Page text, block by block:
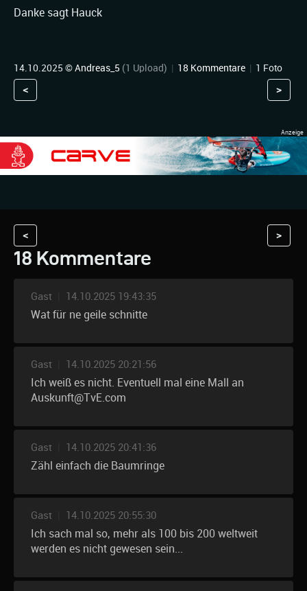
Danke sagt Hauck
14.10.2025 ©Andreas_5 (1 Upload) | 18 Kommentare | 1 Foto
< >
< >
18 Kommentare
Gast 14.10.2025 19:43:35
Wat für ne geile schnitte
Gast 14.10.2025 20:21:56
Ich weiß es nicht. Eventuell mal eine Mall an
Auskunft@TvE.com
Gast 14.10.2025 20:41:36
Zähl einfach die Baumringe
Gast 14.10.2025 20:55:30
Ich sach mal so, mehr als 100 bis 200 weltweit
werden es nicht gewesen sein...